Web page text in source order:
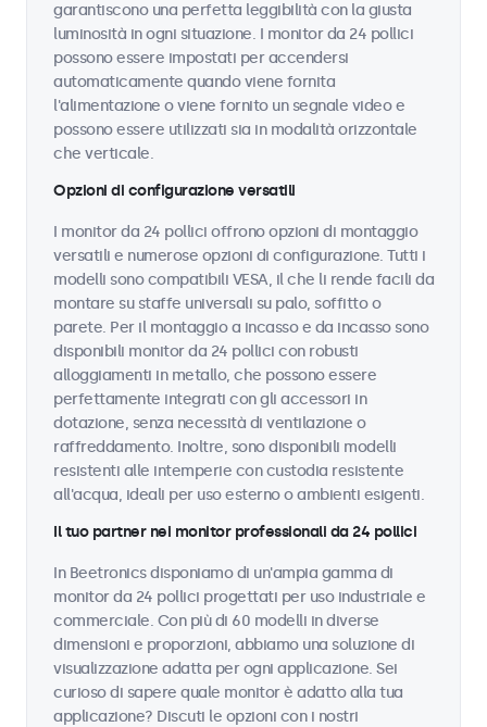
garantiscono una perfetta leggibilità con la giusta
luminosità in ogni situazione. I monitor da 24 pollici
possono essere impostati per accendersi
automaticamente quando viene fornita
l'alimentazione o viene fornito un segnale video e
possono essere utilizzati sia in modalità orizzontale
che verticale.
Opzioni di configurazione versatili
I monitor da 24 pollici offrono opzioni di montaggio
versatili e numerose opzioni di configurazione. Tutti i
modelli sono compatibili VESA, il che li rende facili da
montare su staffe universali su palo, soffitto o
parete. Per il montaggio a incasso e da incasso sono
disponibili monitor da 24 pollici con robusti
alloggiamenti in metallo, che possono essere
perfettamente integrati con gli accessori in
dotazione, senza necessità di ventilazione o
raffreddamento. Inoltre, sono disponibili modelli
resistenti alle intemperie con custodia resistente
all'acqua, ideali per uso esterno o ambienti esigenti.
Il tuo partner nei monitor professionali da 24 pollici
In Beetronics disponiamo di un'ampia gamma di
monitor da 24 pollici progettati per uso industriale e
commerciale. Con più di 60 modelli in diverse
dimensioni e proporzioni, abbiamo una soluzione di
visualizzazione adatta per ogni applicazione. Sei
curioso di sapere quale monitor è adatto alla tua
applicazione? Discuti le opzioni con i nostri